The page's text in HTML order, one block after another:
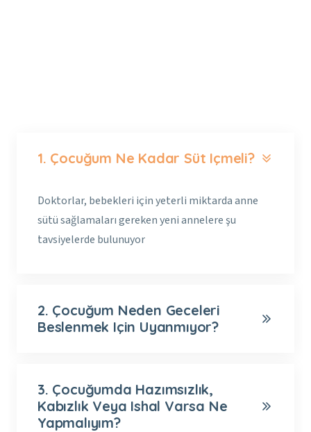
1. Çocuğum Ne Kadar Süt Içmeli?
Doktorlar, bebekleri için yeterli miktarda anne
sütü sağlamaları gereken yeni annelere şu
tavsiyelerde bulunuyor
2. Çocuğum Neden Geceleri
Beslenmek Için Uyanmıyor?
3. Çocuğumda Hazımsızlık,
Kabızlık Veya Ishal Varsa Ne
Yapmalıyım?